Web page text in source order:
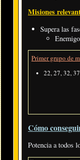
Misiones
Supera las
Primer grupo de
22, 27, 32,
Cómo
Potencia a todos